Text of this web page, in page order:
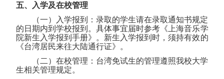
五、入学及在校管理
（一）入学报到：录取的学生请在录取通知书规定
的日期内到学校报到。具体事宜届时参考《上海音乐学
院新生入学报到手册》。新生入学报到时，须持有效的
《台湾居民来往大陆通行证》。
（二）在校管理：台湾免试生的管理遵照我校大学
生相关管理规定。